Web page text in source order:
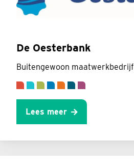
De Oesterbank
Buitengewoon maatwerkbedrijf
Lees meer